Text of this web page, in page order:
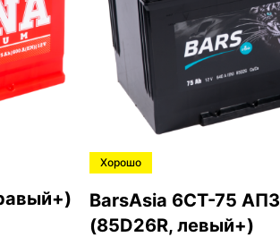
Хорошо
BarsAsia 6СТ-75 АПЗ
(85D26R, левый+)